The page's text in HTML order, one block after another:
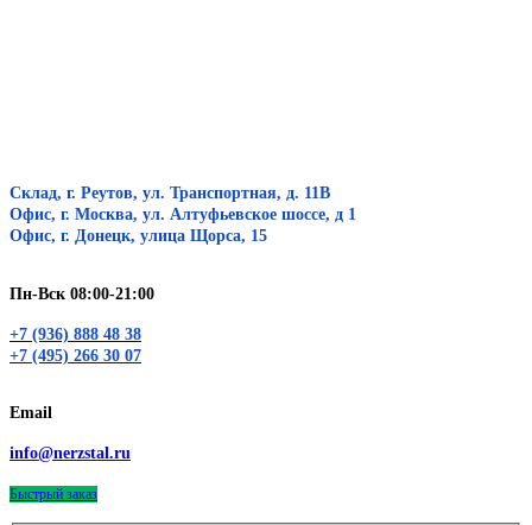
Склад, г. Реутов, ул. Транспортная, д. 11В
Офис, г. Москва, ул. Алтуфьевское шоссе, д 1
Офис, г. Донецк, улица Щорса, 15
Пн-Вск 08:00-21:00
+7 (936) 888 48 38
+7 (495) 266 30 07
Email
info@nerzstal.ru
Быстрый заказ